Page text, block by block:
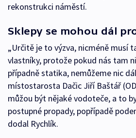
rekonstrukci náměstí.
Sklepy se mohou dál
„Určitě je to výzva, nicméně musí
vlastníky, protože pokud nás tam
případně statika, nemůžeme nic
místostarosta Dačic Jiří Baštář
můžou být nějaké vodoteče, a to
postupné propady, popřípadě
dodal Rychlík.